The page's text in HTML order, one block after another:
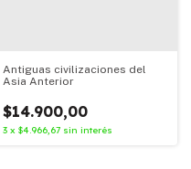
Antiguas civilizaciones del
Asia Anterior
$14.900,00
3 x $4.966,67 sin interés